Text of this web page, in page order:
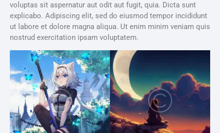
voluptas sit aspernatur aut odit aut fugit, quia. Dicta sunt
explicabo. Adipiscing elit, sed do eiusmod tempor incididunt
ut labore et dolore magna aliqua. Ut enim minim veniam quis
nostrud exercitation ipsam voluptatem.